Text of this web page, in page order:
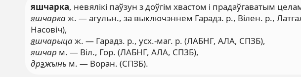
яшчарка, невялікі паўзун з доўгім хвастом і прадаўгаватым
яшчаркаж. — агульн., за выключэннем Гарадз. р., Вілен. р.,
Насовіч),
яшчарыцаж. — Гарадз. р., усх.-маг. р. (ЛАБНГ, АЛА, СПЗБ),
яшчар м. — Віл., Гор. (ЛАБНГ, АЛА, СПЗБ),
дрэжынь м. — Воран. (СПЗБ).